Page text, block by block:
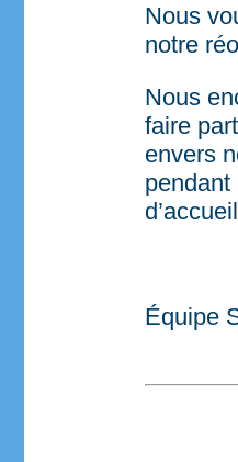
Nous
notre
Nous
faire
envers
Équipe